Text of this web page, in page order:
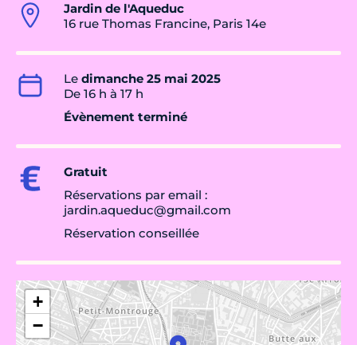
Jardin de l'Aqueduc
16 rue Thomas Francine, Paris 14e
Le dimanche 25 mai 2025
De 16 h à 17 h
Évènement terminé
Gratuit
Réservations par email :
jardin.aqueduc@gmail.com
Réservation conseillée
+
−